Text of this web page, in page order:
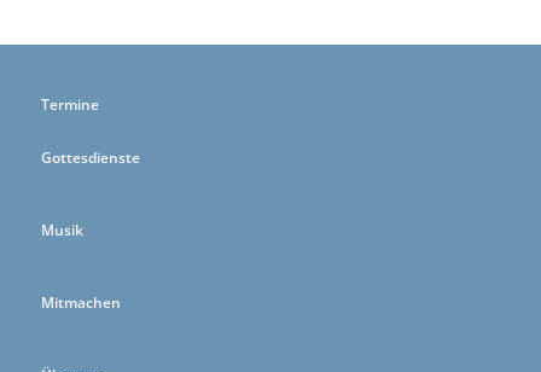
Termine
Gottesdienste
Musik
Mitmachen